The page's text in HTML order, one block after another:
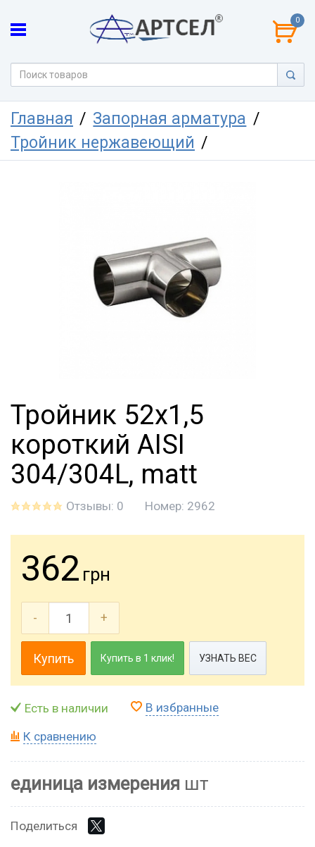
0
Главная
Запорная арматура
Тройник нержавеющий
Тройник 52х1,5
короткий AISI
304/304L, matt
Отзывы: 0 Номер: 2962
362 грн
- +
Купить Купить в 1 клик! УЗНАТЬ ВЕС
Есть в наличии В избранные
К сравнению
единица измерения шт
Поделиться